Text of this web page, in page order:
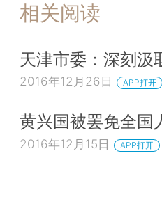
相关阅读
天津市委：深刻汲
2016年12月26日 APP打开
黄兴国被罢免全国
2016年12月15日 APP打开